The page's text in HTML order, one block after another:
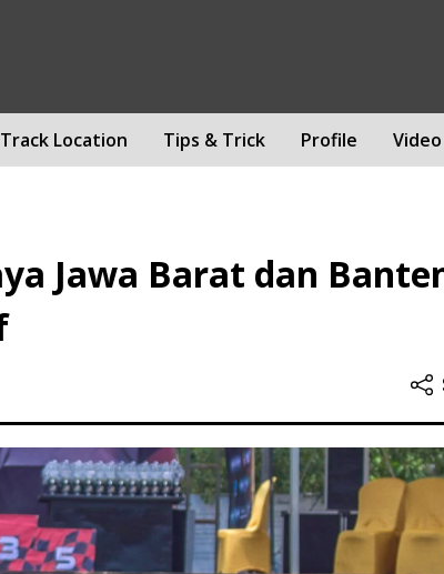
Track Location Tips & Trick Profile Video
Jawa Barat dan